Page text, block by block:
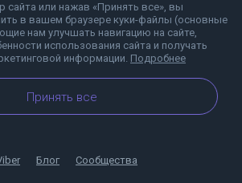
или нажав «Принять все», вы
в вашем браузере куки-файлы (основные
нам улучшать навигацию на сайте,
использования сайта и получать
информации. Подробнее
Принять все
Блог Сообщества